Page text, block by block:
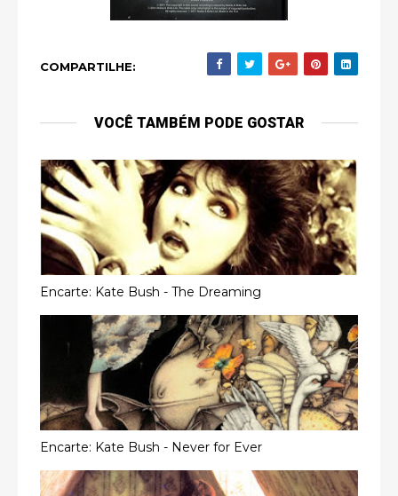
COMPARTILHE:
VOCÊ TAMBÉM PODE GOSTAR
Encarte: Kate Bush - The Dreaming
Encarte: Kate Bush - Never for Ever